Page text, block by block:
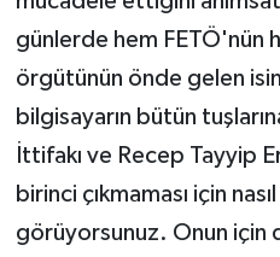
günlerde hem FETÖ'nün
örgütünün önde gelen
bilgisayarın bütün
İttifakı ve Recep Tayyip
birinci çıkmaması için
görüyorsunuz. Onun için